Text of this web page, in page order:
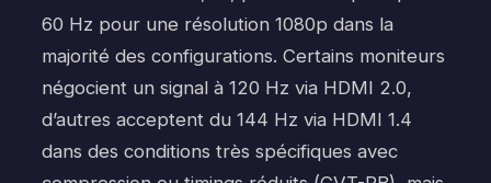
60 Hz pour une résolution 1080p dans la
majorité des configurations. Certains moniteurs
négocient un signal à 120 Hz via HDMI 2.0,
d’autres acceptent du 144 Hz via HDMI 1.4
dans des conditions très spécifiques avec